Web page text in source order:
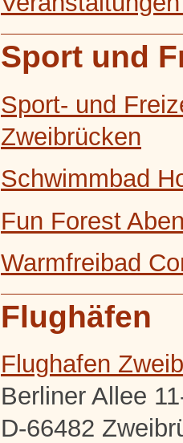
Sport und
Sport- und
Zweibrücken
Schwimmbad
Fun Forest
Warmfreibad
Flughäfen
Flughafen
Berliner Allee
D-66482